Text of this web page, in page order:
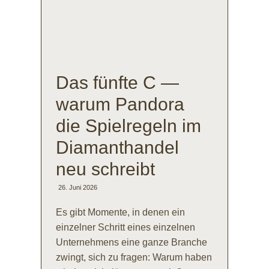
Das fünfte C —
warum Pandora
die Spielregeln im
Diamanthandel
neu schreibt
26. Juni 2026
Es gibt Momente, in denen ein
einzelner Schritt eines einzelnen
Unternehmens eine ganze Branche
zwingt, sich zu fragen: Warum haben